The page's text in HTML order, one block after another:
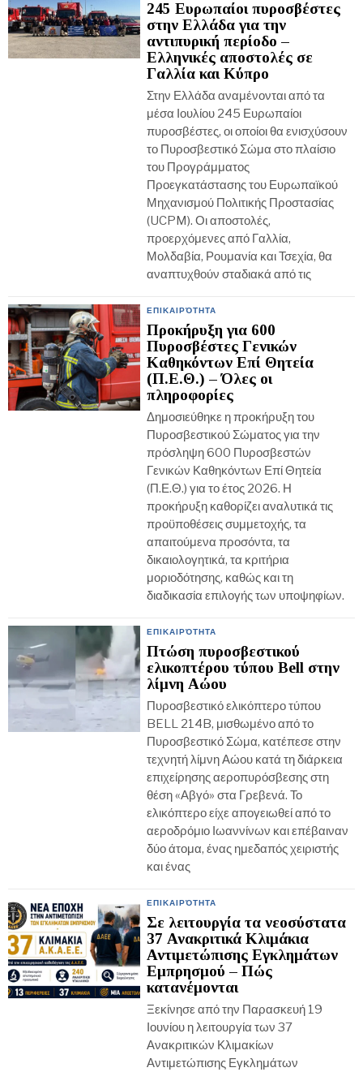
245 Ευρωπαίοι πυροσβέστες
στην Ελλάδα για την
αντιπυρική περίοδο –
Ελληνικές αποστολές σε
Γαλλία και Κύπρο
Στην Ελλάδα αναμένονται από τα
μέσα Ιουλίου 245 Ευρωπαίοι
πυροσβέστες, οι οποίοι θα ενισχύσουν
το Πυροσβεστικό Σώμα στο πλαίσιο
του Προγράμματος
Προεγκατάστασης του Ευρωπαϊκού
Μηχανισμού Πολιτικής Προστασίας
(UCPM). Οι αποστολές,
προερχόμενες από Γαλλία,
Μολδαβία, Ρουμανία και Τσεχία, θα
αναπτυχθούν σταδιακά από τις
ΕΠΙΚΑΙΡΌΤΗΤΑ
Προκήρυξη για 600
Πυροσβέστες Γενικών
Καθηκόντων Επί Θητεία
(Π.Ε.Θ.) – Όλες οι
πληροφορίες
Δημοσιεύθηκε η προκήρυξη του
Πυροσβεστικού Σώματος για την
πρόσληψη 600 Πυροσβεστών
Γενικών Καθηκόντων Επί Θητεία
(Π.Ε.Θ.) για το έτος 2026. Η
προκήρυξη καθορίζει αναλυτικά τις
προϋποθέσεις συμμετοχής, τα
απαιτούμενα προσόντα, τα
δικαιολογητικά, τα κριτήρια
μοριοδότησης, καθώς και τη
διαδικασία επιλογής των υποψηφίων.
ΕΠΙΚΑΙΡΌΤΗΤΑ
Πτώση πυροσβεστικού
ελικοπτέρου τύπου Bell στην
λίμνη Αώου
Πυροσβεστικό ελικόπτερο τύπου
BELL 214B, μισθωμένο από το
Πυροσβεστικό Σώμα, κατέπεσε στην
τεχνητή λίμνη Αώου κατά τη διάρκεια
επιχείρησης αεροπυρόσβεσης στη
θέση «Αβγό» στα Γρεβενά. Το
ελικόπτερο είχε απογειωθεί από το
αεροδρόμιο Ιωαννίνων και επέβαιναν
δύο άτομα, ένας ημεδαπός χειριστής
και ένας
ΕΠΙΚΑΙΡΌΤΗΤΑ
Σε λειτουργία τα νεοσύστατα
37 Ανακριτικά Κλιμάκια
Αντιμετώπισης Εγκλημάτων
Εμπρησμού – Πώς
κατανέμονται
Ξεκίνησε από την Παρασκευή 19
Ιουνίου η λειτουργία των 37
Ανακριτικών Κλιμακίων
Αντιμετώπισης Εγκλημάτων